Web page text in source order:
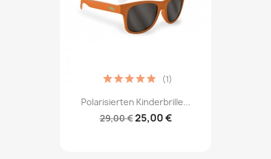
Polarisierten Kinderbrille...
29,00 €25,00 €
(1)